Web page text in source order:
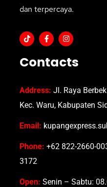
dan terpercaya.
Contacts
Address: Jl. Raya
Kec. Waru, Kabupaten
Email:
Phone: +62 822-2660-
3172
Open: Senin – Sabtu: